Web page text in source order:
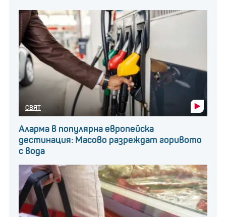
СВЯТ
Аларма в популярна европейска
дестинация: Масово разреждат горивото
с вода